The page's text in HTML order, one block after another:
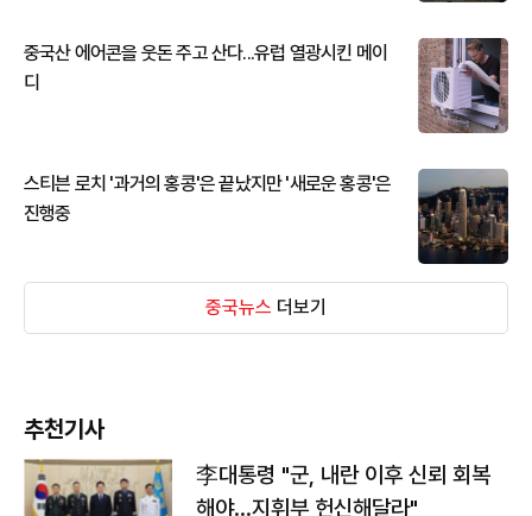
중국산 에어콘을 웃돈 주고 산다...유럽 열광시킨 메이
디
스티븐 로치 '과거의 홍콩'은 끝났지만 '새로운 홍콩'은
진행중
중국뉴스 더보기
추천기사
李대통령 "군, 내란 이후 신뢰 회복
해야…지휘부 헌신해달라"